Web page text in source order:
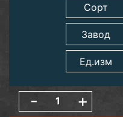
Сорт
Завод
Ед.изм
- +